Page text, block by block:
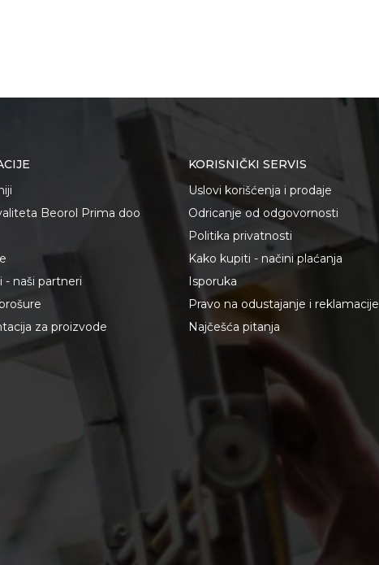
Beorol Prima doo
- naši partneri
za proizvode
KORISNIČKI SERVIS
Uslovi korišćenja i prodaje
Odricanje od odgovornosti
Politika privatnosti
Kako kupiti - načini plaćanja
Isporuka
Pravo na odustajanje i reklamacije
Najčešća pitanja